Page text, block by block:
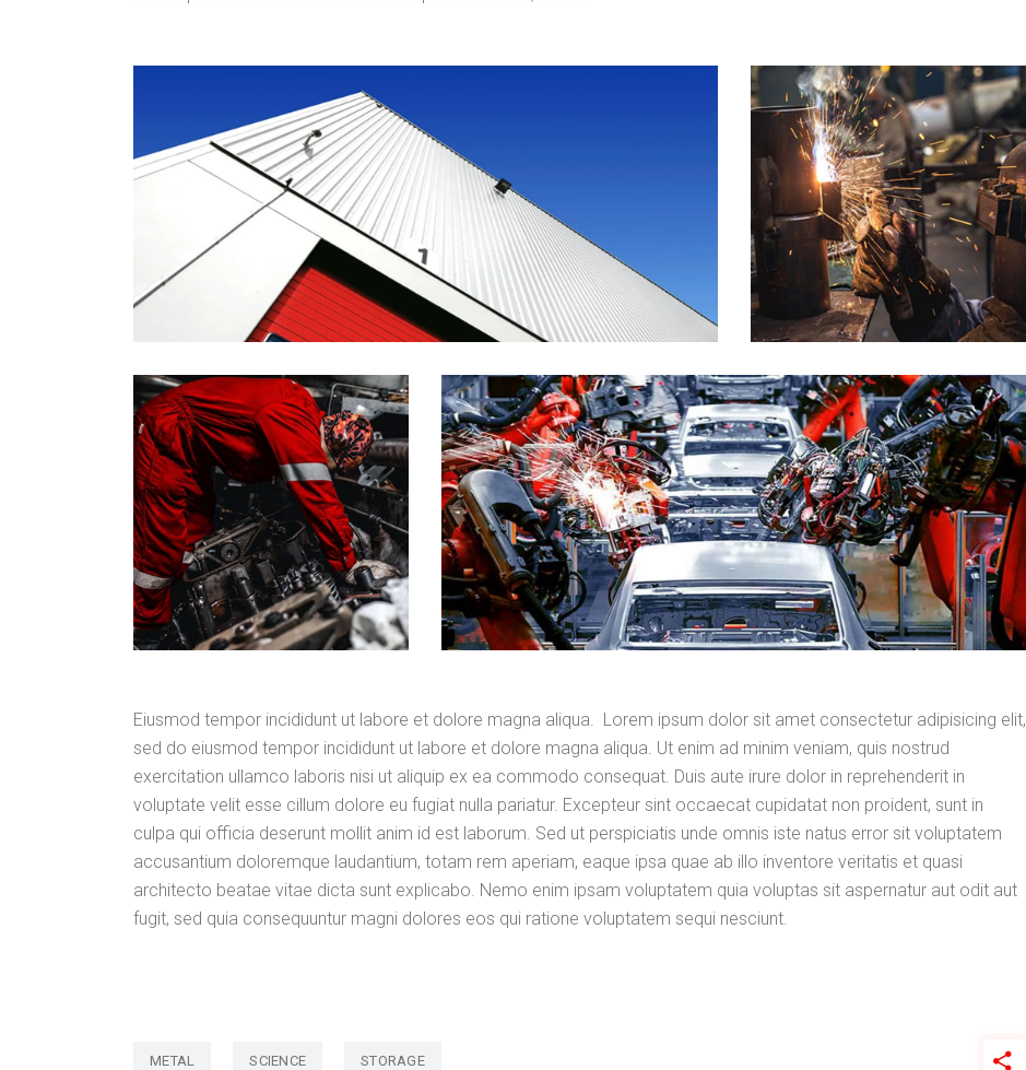
Eiusmod tempor incididunt ut labore et dolore magna aliqua. Lorem ipsum dolor sit amet consectetur adipisicing elit,
sed do eiusmod tempor incididunt ut labore et dolore magna aliqua. Ut enim ad minim veniam, quis nostrud
exercitation ullamco laboris nisi ut aliquip ex ea commodo consequat. Duis aute irure dolor in reprehenderit in
voluptate velit esse cillum dolore eu fugiat nulla pariatur. Excepteur sint occaecat cupidatat non proident, sunt in
culpa qui officia deserunt mollit anim id est laborum. Sed ut perspiciatis unde omnis iste natus error sit voluptatem
accusantium doloremque laudantium, totam rem aperiam, eaque ipsa quae ab illo inventore veritatis et quasi
architecto beatae vitae dicta sunt explicabo. Nemo enim ipsam voluptatem quia voluptas sit aspernatur aut odit aut
fugit, sed quia consequuntur magni dolores eos qui ratione voluptatem sequi nesciunt.
METAL SCIENCE STORAGE